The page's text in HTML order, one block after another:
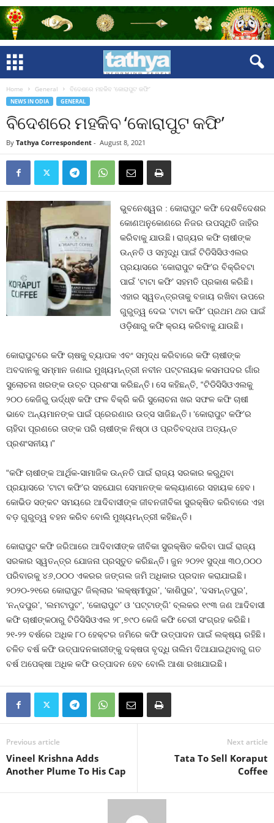
Home General ବିଦେଶରେ ମହକିବ ‘କୋରାପୁଟ କଫି’
NEWS IN ODIA GENERAL
ବିଦେଶରେ ମହକିବ ‘କୋରାପୁଟ କଫି’
By Tathya Correspondent - August 8, 2021
ଭୁବନେଶ୍ୱର : କୋରାପୁଟ କଫି ଦେଶବିଦେଶର
କୋଣଅନୁକୋଣରେ ନିଜର ଉପସ୍ଥିତି ଜାହିର
କରିବାକୁ ଯାଉଛି। ରାଜ୍ୟର କଫି ଚାଷୀଙ୍କ
ଉନ୍ନତି ଓ ସମୃଦ୍ଧି ପାଇଁ ଟିଡିସିସିଓଏଲର
ପ୍ରୟାସରେ ‘କୋରାପୁଟ କଫି’ର ବିକ୍ରିବଟା
ପାଇଁ ‘ଟାଟା କଫି’ ସହମତି ପ୍ରକାଶ କରିଛି।
ଏହାର ସ୍ୱତନ୍ତ୍ରତାକୁ ବଜାୟ ରଖିବା ଉପରେ
ଗୁରୁତ୍ୱ ଦେଇ ‘ଟାଟା କଫି’ ପ୍ରଥମ ଥର ପାଇଁ
ଓଡ଼ିଶାରୁ କଫି କ୍ରୟ କରିବାକୁ ଯାଉଛି।
କୋରାପୁଟରେ କଫି ଚାଷକୁ ବ୍ୟାପକ ଏବଂ ସମୃଦ୍ଧ କରିବାରେ କଫି ଚାଷୀଙ୍କ
ଅବଦାନକୁ ସମ୍ମାନ ଜଣାଇ ମୁଖ୍ୟମନ୍ତ୍ରୀ ନବୀନ ପଟ୍ଟନାୟକ କସମପଦର ଗାଁର
ସୁଲୋଚନା ଖରଙ୍କ ଉଚ୍ଚ ପ୍ରଶଂସା କରିଛନ୍ତି। ସେ କହିଛନ୍ତି, “ଟିଡିସିସିଓଏଲକୁ
୨୦୦ କେଜିରୁ ଊର୍ଦ୍ଧ୍ଵ କଫି ଫଳ ବିକ୍ରି କରି ସୁଲୋଚନା ଖର ସଫଳ କଫି ଚାଷୀ
ଭାବେ ଅନ୍ୟମାନଙ୍କ ପାଇଁ ପ୍ରେରଣାର ଉତ୍ସ ସାଜିଛନ୍ତି। ‘କୋରାପୁଟ କଫି’ର
ଚାହିଦା ପୂରଣରେ ତାଙ୍କ ପରି ଚାଷୀଙ୍କ ନିଷ୍ଠା ଓ ପ୍ରତିବଦ୍ଧତା ଅତ୍ୟନ୍ତ
ପ୍ରଶଂସନୀୟ।”
“କଫି ଚାଷୀଙ୍କ ଆର୍ଥିକ-ସାମାଜିକ ଉନ୍ନତି ପାଇଁ ରାଜ୍ୟ ସରକାର କରୁଥିବା
ପ୍ରୟାସରେ ‘ଟାଟା କଫି’ର ସହଯୋଗ ସେମାନଙ୍କ କଲ୍ୟାଣରେ ସହାୟକ ହେବ।
କୋଭିଡ ସଙ୍କଟ ସମୟରେ ଆଦିବାସୀଙ୍କ ଜୀବନଜୀବିକା ସୁରକ୍ଷିତ କରିବାରେ ଏହା
ବଡ଼ ଗୁରୁତ୍ୱ ବହନ କରିବ ବୋଲି ମୁଖ୍ୟମନ୍ତ୍ରୀ କହିଛନ୍ତି।
କୋରାପୁଟ କଫି ଜରିଆରେ ଆଦିବାସୀଙ୍କ ଜୀବିକା ସୁରକ୍ଷିତ କରିବା ପାଇଁ ରାଜ୍ୟ
ସରକାର ସ୍ୱତନ୍ତ୍ର ଯୋଜନା ପ୍ରସ୍ତୁତ କରିଛନ୍ତି। ଜୁନ ୨୦୨୧ ସୁଦ୍ଧା ୩୦,୦୦୦
ପରିବାରକୁ ୪୬,୦୦୦ ଏକରର ଜଙ୍ଗଲ ଜମି ଅଧିକାର ପ୍ରଦାନ କରାଯାଇଛି।
୨୦୨୦-୨୧ରେ କୋରାପୁଟ ଜିଲ୍ଲାର ‘ଲକ୍ଷ୍ମୀପୁର’, ‘କାଶିପୁର’, ‘ଦସମନ୍ତପୁର’,
‘ନନ୍ଦପୁର’, ‘ଲମଟାପୁଟ’, ‘କୋରାପୁଟ’ ଓ ‘ପଟ୍ଟାଙ୍ଗି’ ବ୍ଲକର ୧୯୩ ଜଣ ଆଦିବାସୀ
କଫି ଚାଷୀଙ୍କଠାରୁ ଟିଡିସିସିଓଏଲ ୨୮,୭୯୦ କେଜି କଫି ଚେରୀ ସଂଗ୍ରହ କରିଛି।
୨୧-୨୨ ବର୍ଷରେ ଅଧିକ ୮୦ ହେକ୍ଟର ଜମିରେ କଫି ଉତ୍ପାଦନ ପାଇଁ ଲକ୍ଷ୍ୟ ରହିଛି।
ଚଳିତ ବର୍ଷ କଫି ଉତ୍ପାଦନକାରୀଙ୍କୁ ଦକ୍ଷତା ବୃଦ୍ଧି ତାଲିମ ଦିଆଯାଇଥିବାରୁ ଗତ
ବର୍ଷ ଅପେକ୍ଷା ଅଧିକ କଫି ଉତ୍ପାଦନ ହେବ ବୋଲି ଆଶା ରଖାଯାଇଛି।
Previous article
Vineel Krishna Adds
Another Plume To His Cap
Next article
Tata To Sell Koraput
Coffee